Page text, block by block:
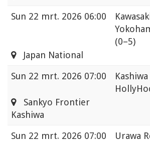
Sun 22 mrt. 2026 06:00
(0–5)
Japan National
Sun 22 mrt. 2026 07:00
Sankyo Frontier
Kashiwa
Sun 22 mrt. 2026 07:00
Urawa